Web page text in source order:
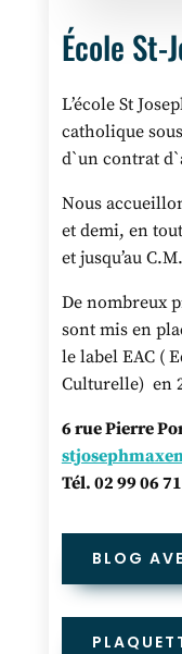
École St-
L’école St
catholique
d`un contrat
Nous
et demi, en
et jusqu’au
De nombreux
sont mis en
le label EAC (
Culturelle) en
6 rue Pierre
Tél. 02 99 06
BLOG